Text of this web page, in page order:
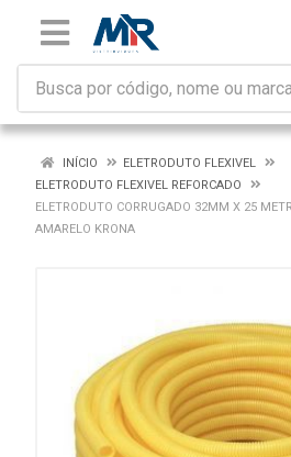
INÍCIO
ELETRODUTO FLEXIVEL
ELETRODUTO FLEXIVEL REFORCADO
ELETRODUTO CORRUGADO 32MM X 25
AMARELO KRONA